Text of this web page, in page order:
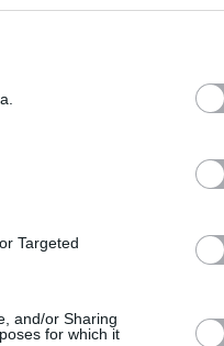
Targeted
and/or Sharing
for which it
για την
έγκυο
ένατο μήνα
στη